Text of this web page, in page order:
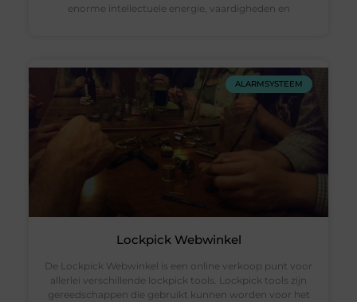
enorme intellectuele energie, vaardigheden en
ALARMSYSTEEM
Lockpick Webwinkel
De Lockpick Webwinkel is een online verkoop punt voor
allerlei verschillende lockpick tools. Lockpick tools zijn
gereedschappen die gebruikt kunnen worden voor het